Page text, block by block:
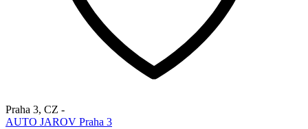
Praha 3, CZ -
AUTO JAROV Praha 3